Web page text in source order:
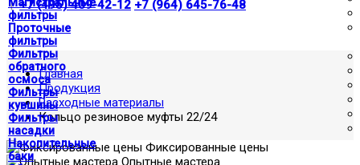
фильтры
Проточные
фильтры
Фильтры
обратного
осмоса
Фильтры
кувшины
Фильтры
насадки
Накопительные
баки
| +7 (495) 409-42-12 +7 (964) 645-76-48
Главная
Продукция
Расходные материалы
Кольцо резиновое муфты 22/24
Фиксированные цены
Опытные мастера